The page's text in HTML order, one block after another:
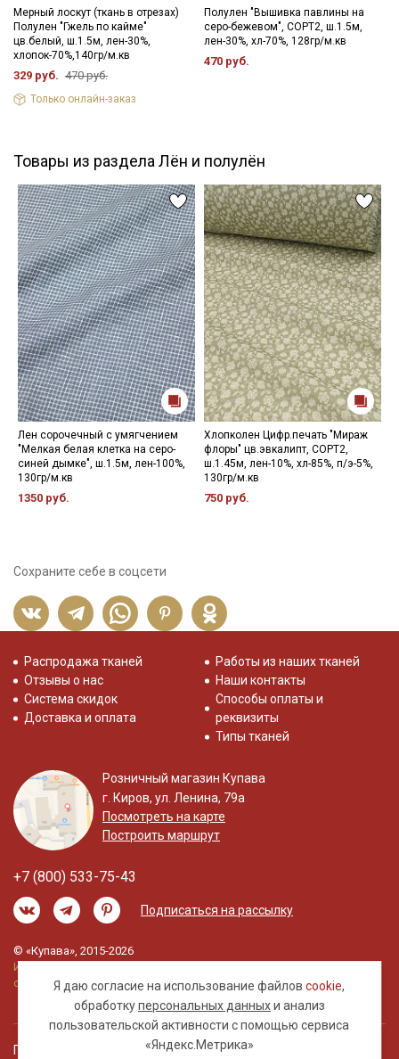
Мерный лоскут (ткань в отрезах)
Полулен "Гжель по кайме"
цв.белый, ш.1.5м, лен-30%,
хлопок-70%,140гр/м.кв
329 руб. 470 руб.
Только онлайн-заказ
Полулен "Вышивка павлины на
серо-бежевом", СОРТ2, ш.1.5м,
лен-30%, хл-70%, 128гр/м.кв
470 руб.
Товары из раздела Лён и полулён
Лен сорочечный с умягчением
"Мелкая белая клетка на серо-
синей дымке", ш.1.5м, лен-100%,
130гр/м.кв
1350 руб.
Хлопколен Цифр.печать "Мираж
флоры" цв.эвкалипт, СОРТ2,
ш.1.45м, лен-10%, хл-85%, п/э-5%,
130гр/м.кв
750 руб.
Сохраните себе в соцсети
Я даю согласие на использование файловcookie,
обработкуперсональных данныхи анализ
пользовательской активности с помощью сервиса
«Яндекс.Метрика»
Распродажа тканей
Отзывы о нас
Система скидок
Доставка и оплата
Работы из наших тканей
Наши контакты
Способы оплаты и
реквизиты
Типы тканей
Розничный магазин Купава
г. Киров, ул. Ленина, 79а
Посмотреть на карте
Построить маршрут
+7 (800) 533-75-43
Подписаться на рассылку
© «Купава», 2015-2026
Информация на сайте не является публичной
офертой.
Правовая информация